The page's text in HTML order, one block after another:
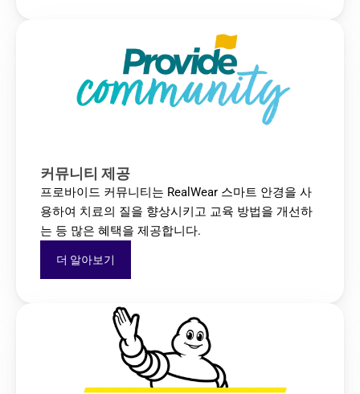
커뮤니티 제공
프로바이드 커뮤니티는 RealWear 스마트 안경을 사
용하여 치료의 질을 향상시키고 교육 방법을 개선하
는 등 많은 혜택을 제공합니다.
더 알아보기